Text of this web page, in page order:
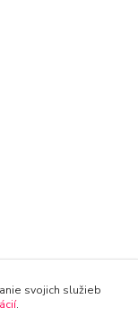
svojich služieb
.